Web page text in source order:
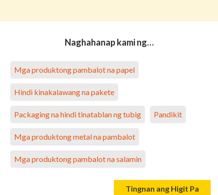
Naghahanap kami ng…
Mga produktong pambalot na papel
Hindi kinakalawang na pakete
Packaging na hindi tinatablan ng tubig Pandikit
Mga produktong metal na pambalot
Mga produktong pambalot na salamin
Tingnan ang Higit Pa